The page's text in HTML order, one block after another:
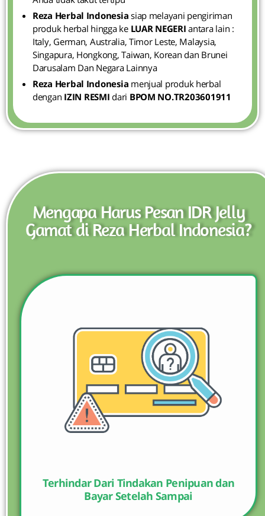
Reza Herbal Indonesia siap melayani pengiriman
produk herbal hingga keLUAR NEGERI antara lain :
Italy, German, Australia, Timor Leste, Malaysia,
Singapura, Hongkong, Taiwan, Korean dan Brunei
Darusalam Dan Negara Lainnya
Reza Herbal Indonesia menjual produk herbal
dengan IZIN RESMI dari BPOM NO.TR203601911
Mengapa Harus Pesan IDR Jelly
Gamat di Reza Herbal Indonesia?
Terhindar Dari Tindakan Penipuan dan
Bayar Setelah Sampai